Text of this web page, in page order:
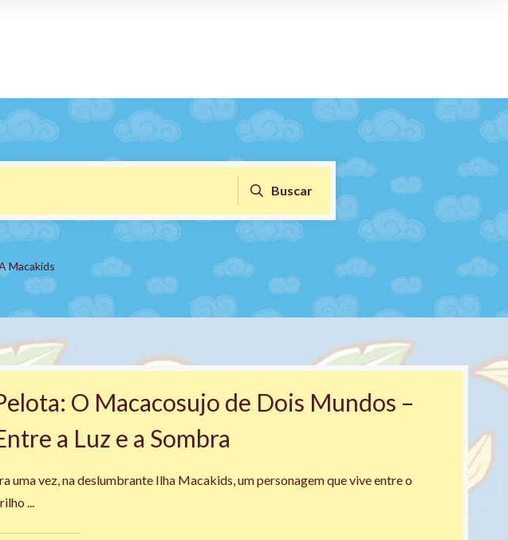
Buscar
Macakids
O Macacosujo de Dois Mundos –
a Luz e a Sombra
uma vez, na deslumbrante Ilha Macakids, um personagem que vive entre o
...